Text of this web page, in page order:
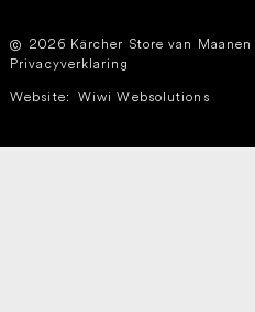
2026 Kärcher Store van Maanen
Privacyverklaring
Website: Wiwi Websolutions